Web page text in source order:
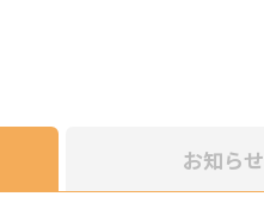
お知らせ